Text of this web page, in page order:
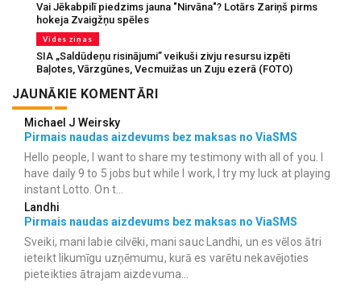
Vai Jēkabpilī piedzims jauna "Nirvāna"? Lotārs Zariņš pirms
hokeja Zvaigžņu spēles
Vides ziņas
SIA „Saldūdeņu risinājumi” veikuši zivju resursu izpēti
Baļotes, Vārzgūnes, Vecmuižas un Zuju ezerā (FOTO)
JAUNĀKIE KOMENTĀRI
Michael J Weirsky
Pirmais naudas aizdevums bez maksas no ViaSMS
Hello people, I want to share my testimony with all of you. I
have daily 9 to 5 jobs but while I work, I try my luck at playing
instant Lotto. On t...
Landhi
Pirmais naudas aizdevums bez maksas no ViaSMS
Sveiki, mani labie cilvēki, mani sauc Landhi, un es vēlos ātri
ieteikt likumīgu uzņēmumu, kurā es varētu nekavējoties
pieteikties ātrajam aizdevuma...